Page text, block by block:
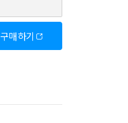
구매하기